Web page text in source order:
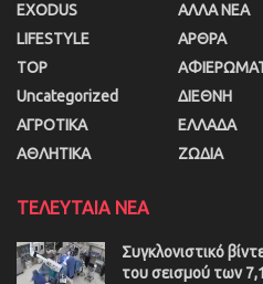
EXODUS
LIFESTYLE
TOP
Uncategorized
ΑΓΡΟΤΙΚΑ
ΑΘΛΗΤΙΚΑ
ΑΛΛΑ ΝΕΑ
ΑΡΘΡΑ
ΔΙΕΘΝΗ
ΕΛΛΑΔΑ
ΖΩΔΙΑ
ΤΕΛΕΥΤΑΙΑ ΝΕΑ
Συγκλονιστικό
του σεισμού των